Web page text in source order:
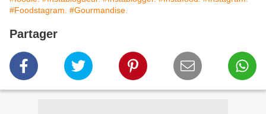
#Foodstagram. #Gourmandise.
Partager